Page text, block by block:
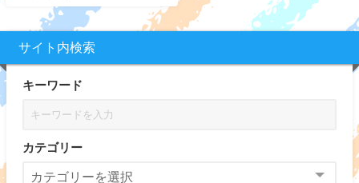
サイト内検索
キーワード
カテゴリー